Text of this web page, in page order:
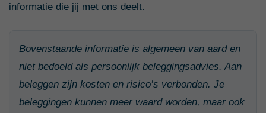
informatie die jij met ons deelt.
Bovenstaande informatie is algemeen van aard en
niet bedoeld als persoonlijk beleggingsadvies. Aan
beleggen zijn kosten en risico’s verbonden. Je
beleggingen kunnen meer waard worden, maar ook